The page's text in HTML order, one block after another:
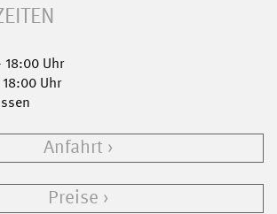
Uhr
Uhr
Anfahrt
Preise